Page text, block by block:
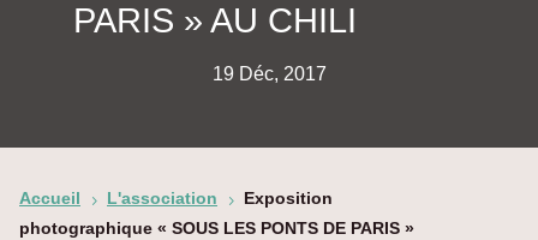
PARIS » AU CHILI
19 Déc, 2017
Accueil 5 L'association 5
Exposition
photographique « SOUS LES PONTS DE PARIS »